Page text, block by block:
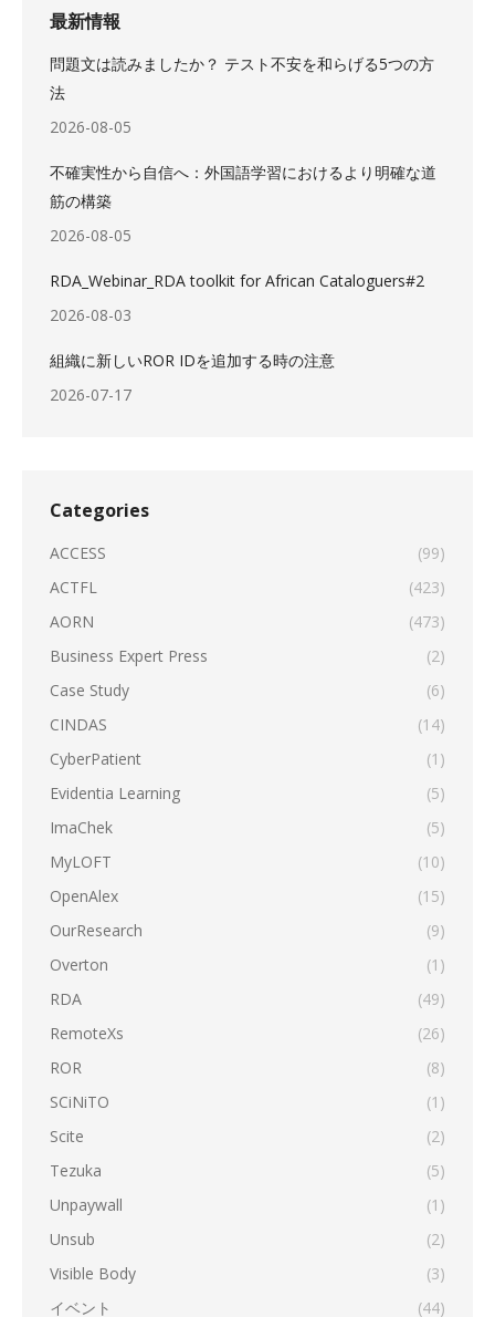
最新情報
問題文は読みましたか？ テスト不安を和らげる5つの方
法
2026-08-05
不確実性から自信へ：外国語学習におけるより明確な道
筋の構築
2026-08-05
RDA_Webinar_RDA toolkit for African Cataloguers#2
2026-08-03
組織に新しいROR IDを追加する時の注意
2026-07-17
Categories
ACCESS
(99)
ACTFL
(423)
AORN
(473)
Business Expert Press
(2)
Case Study
(6)
CINDAS
(14)
CyberPatient
(1)
Evidentia Learning
(5)
ImaChek
(5)
MyLOFT
(10)
OpenAlex
(15)
OurResearch
(9)
Overton
(1)
RDA
(49)
RemoteXs
(26)
ROR
(8)
SCiNiTO
(1)
Scite
(2)
Tezuka
(5)
Unpaywall
(1)
Unsub
(2)
Visible Body
(3)
イベント
(44)